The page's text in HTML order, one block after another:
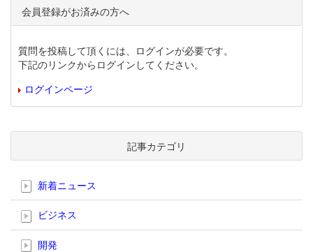
会員登録がお済みの方へ
質問を投稿して頂くには、ログインが必要です。
下記のリンクからログインしてください。
ログインページ
記事カテゴリ
新着ニュース
ビジネス
開発